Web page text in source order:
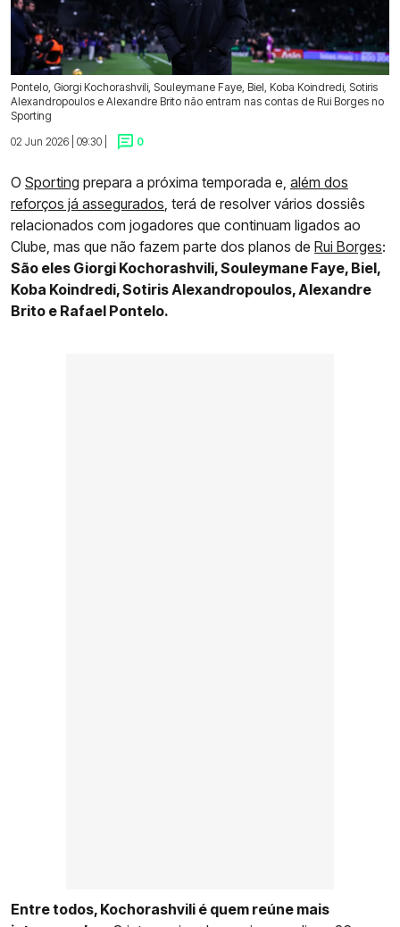
Pontelo, Giorgi Kochorashvili, Souleymane Faye, Biel, Koba Koindredi, Sotiris
Alexandropoulos e Alexandre Brito não entram nas contas de Rui Borges no
Sporting
02 Jun 2026 | 09:30 |
0
O Sporting prepara a próxima temporada e, além dos
reforços já assegurados, terá de resolver vários dossiês
relacionados com jogadores que continuam ligados ao
Clube, mas que não fazem parte dos planos de Rui Borges:
São eles Giorgi Kochorashvili, Souleymane Faye, Biel,
Koba Koindredi, Sotiris Alexandropoulos, Alexandre
Brito e Rafael Pontelo.
Entre todos, Kochorashvili é quem reúne mais